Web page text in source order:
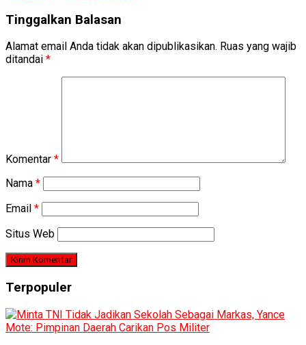
Tinggalkan Balasan
Alamat email Anda tidak akan dipublikasikan. Ruas yang wajib
ditandai *
Komentar *
Nama *
Email *
Situs Web
Terpopuler